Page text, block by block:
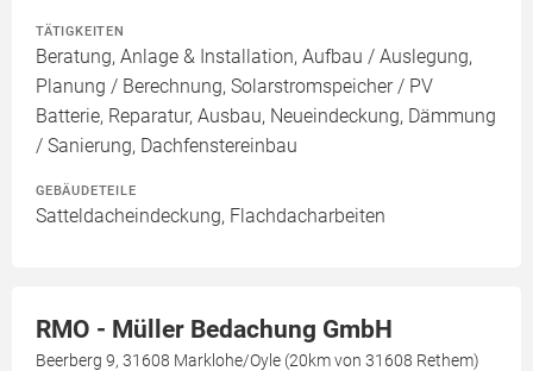
TÄTIGKEITEN
Beratung, Anlage & Installation, Aufbau / Auslegung,
Planung / Berechnung, Solarstromspeicher / PV
Batterie, Reparatur, Ausbau, Neueindeckung, Dämmung
/ Sanierung, Dachfenstereinbau
GEBÄUDETEILE
Satteldacheindeckung, Flachdacharbeiten
RMO - Müller Bedachung GmbH
Beerberg 9, 31608 Marklohe/Oyle (20km von 31608 Rethem)